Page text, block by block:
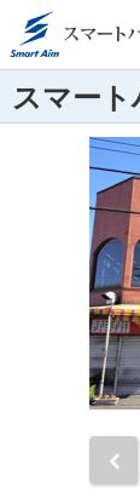
スマー